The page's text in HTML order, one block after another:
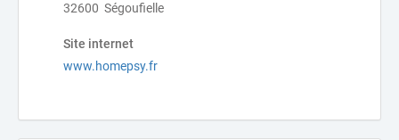
32600 Ségoufielle
Site internet
www.homepsy.fr